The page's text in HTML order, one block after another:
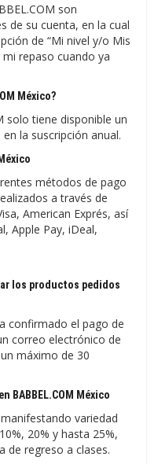
son
de su cuenta, en la cual
de “Mi nivel y/o Mis
repaso cuando ya
México?
solo tiene disponible un
la suscripción anual.
métodos de pago
a través de
American Exprés, así
Apple Pay, iDeal,
los productos pedidos
confirmado el pago de
correo electrónico de
máximo de 30
BABBEL.COM México
variedad
20% y hasta 25%,
de regreso a clases.